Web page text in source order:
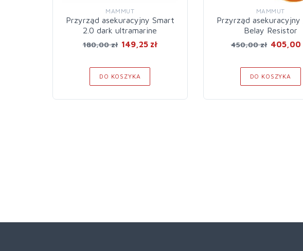
MAMMUT
Przyrząd asekuracyjny Smart
2.0 dark ultramarine
180,00 zł 149,25 zł
DO KOSZYKA
MAMMUT
Przyrząd asekuracyjny
Belay Resistor
450,00 zł 405,00
DO KOSZYKA